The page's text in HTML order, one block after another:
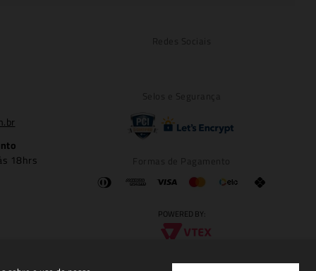
18hrs
POWERED BY: